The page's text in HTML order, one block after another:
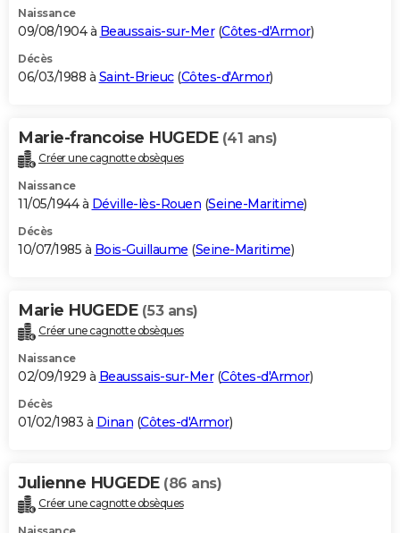
Naissance
09/08/1904 à Beaussais-sur-Mer(Côtes-d'Armor)
Décès
06/03/1988 à Saint-Brieuc(Côtes-d'Armor)
Marie-francoise HUGEDE (41 ans)
Créer une cagnotte obsèques
Naissance
11/05/1944 à Déville-lès-Rouen (Seine-Maritime)
Décès
10/07/1985 à Bois-Guillaume (Seine-Maritime)
Marie HUGEDE (53 ans)
Créer une cagnotte obsèques
Naissance
02/09/1929 à Beaussais-sur-Mer(Côtes-d'Armor)
Décès
01/02/1983 à Dinan (Côtes-d'Armor)
Julienne HUGEDE (86 ans)
Créer une cagnotte obsèques